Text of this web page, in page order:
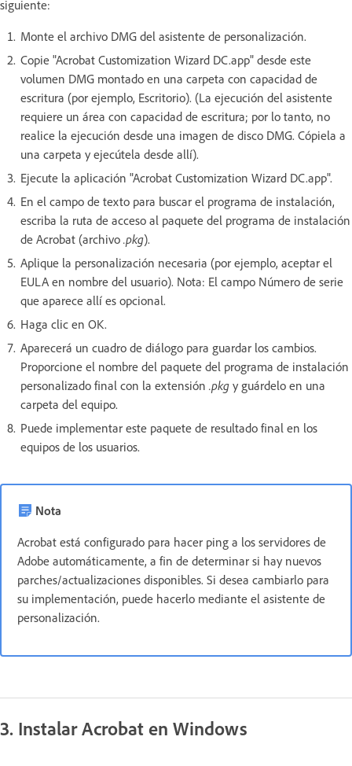
siguiente:
Monte el archivo DMG del asistente de personalización.
Copie "Acrobat Customization Wizard DC.app" desde este
volumen DMG montado en una carpeta con capacidad de
escritura (por ejemplo, Escritorio). (La ejecución del asistente
requiere un área con capacidad de escritura; por lo tanto, no
realice la ejecución desde una imagen de disco DMG. Cópiela a
una carpeta y ejecútela desde allí).
Ejecute la aplicación "Acrobat Customization Wizard DC.app".
En el campo de texto para buscar el programa de instalación,
escriba la ruta de acceso al paquete del programa de instalación
de Acrobat (archivo .pkg).
Aplique la personalización necesaria (por ejemplo, aceptar el
EULA en nombre del usuario). Nota: El campo Número de serie
que aparece allí es opcional.
Haga clic en OK.
Aparecerá un cuadro de diálogo para guardar los cambios.
Proporcione el nombre del paquete del programa de instalación
personalizado final con la extensión .pkg y guárdelo en una
carpeta del equipo.
Puede implementar este paquete de resultado final en los
equipos de los usuarios.
Nota
Acrobat está configurado para hacer ping a los servidores de
Adobe automáticamente, a fin de determinar si hay nuevos
parches/actualizaciones disponibles. Si desea cambiarlo para
su implementación, puede hacerlo mediante el asistente de
personalización.
3. Instalar Acrobat en Windows